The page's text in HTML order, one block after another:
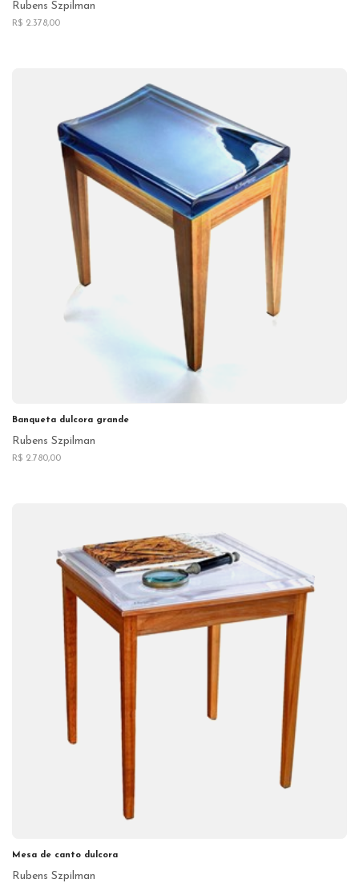
Rubens Szpilman
R$ 2.378,00
Banqueta dulcora grande
Rubens Szpilman
R$ 2.780,00
Mesa de canto dulcora
Rubens Szpilman